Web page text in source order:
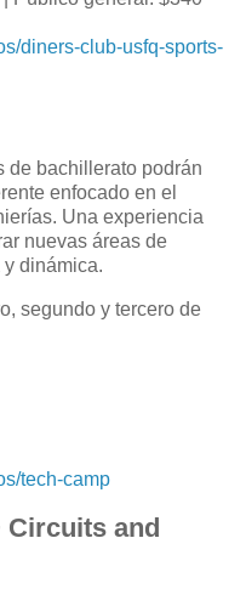
diners-club-usfq-sports-
de bachillerato podrán
enfocado en el
Una experiencia
nuevas áreas de
dinámica.
segundo y tercero de
tech-camp
Circuits and